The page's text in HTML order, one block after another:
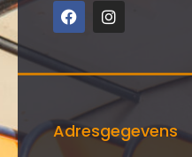
Adresgegevens